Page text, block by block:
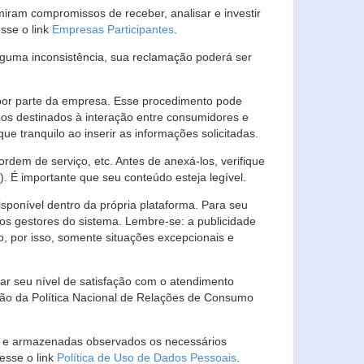
compromissos de receber, analisar e investir
o link Empresas Participantes
inconsistência, sua reclamação poderá ser
parte da empresa. Esse procedimento pode
destinados à interação entre consumidores e
tranquilo ao inserir as informações solicitadas.
de serviço, etc. Antes de anexá-los, verifique
É importante que seu conteúdo esteja legível.
dentro da própria plataforma. Para seu
gestores do sistema. Lembre-se: a publicidade
por isso, somente situações excepcionais e
seu nível de satisfação com o atendimento
da Política Nacional de Relações de Consumo
armazenadas observados os necessários
o link Política de Uso de Dados Pessoais